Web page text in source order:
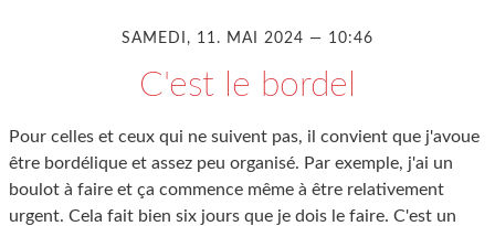
SAMEDI, 11. MAI 2024 — 10:46
C'est le bordel
Pour celles et ceux qui ne suivent pas, il convient que j'avoue
être bordélique et assez peu organisé. Par exemple, j'ai un
boulot à faire et ça commence même à être relativement
urgent. Cela fait bien six jours que je dois le faire. C'est un